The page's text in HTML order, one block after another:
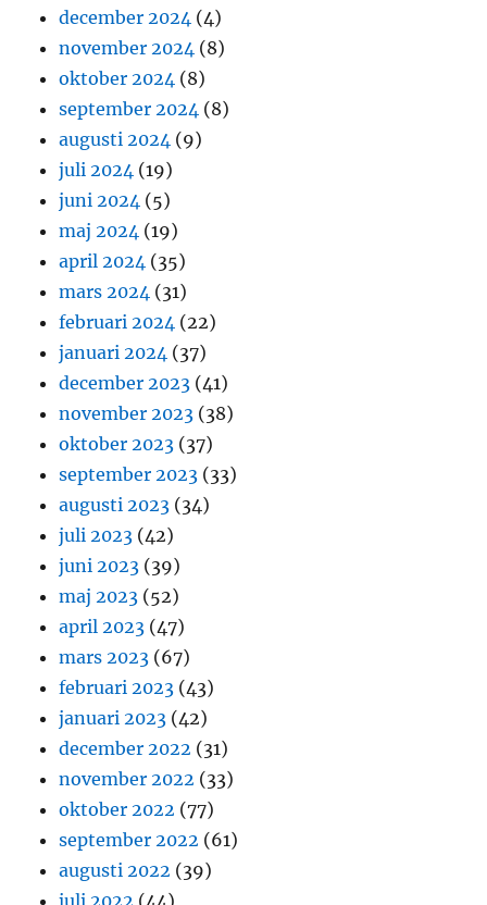
december 2024 (4)
november 2024 (8)
oktober 2024 (8)
september 2024 (8)
augusti 2024 (9)
juli 2024 (19)
juni 2024 (5)
maj 2024 (19)
april 2024 (35)
mars 2024 (31)
februari 2024 (22)
januari 2024 (37)
december 2023 (41)
november 2023 (38)
oktober 2023 (37)
september 2023 (33)
augusti 2023 (34)
juli 2023 (42)
juni 2023 (39)
maj 2023 (52)
april 2023 (47)
mars 2023 (67)
februari 2023 (43)
januari 2023 (42)
december 2022 (31)
november 2022 (33)
oktober 2022 (77)
september 2022 (61)
augusti 2022 (39)